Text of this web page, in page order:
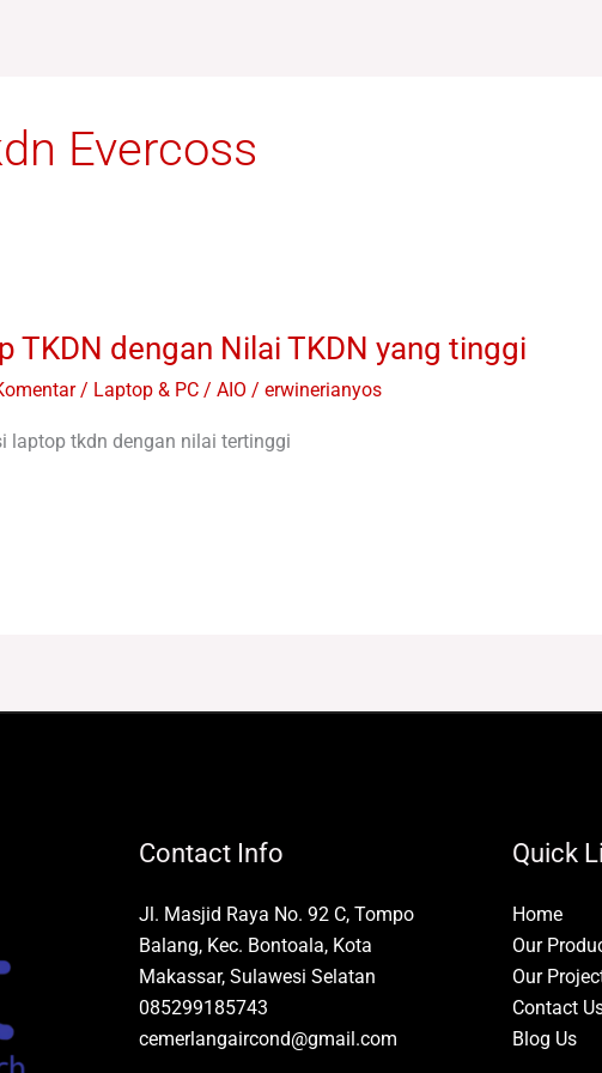
Evercoss
TKDN dengan Nilai TKDN yang tinggi
/ Laptop & PC / AIO / erwinerianyos
laptop tkdn dengan nilai tertinggi
Contact Info
Jl. Masjid Raya No. 92 C, Tompo
Balang, Kec. Bontoala, Kota
Makassar, Sulawesi Selatan
085299185743
cemerlangaircond@gmail.com
Quick
Home
Our
Our
Contact
Blog Us